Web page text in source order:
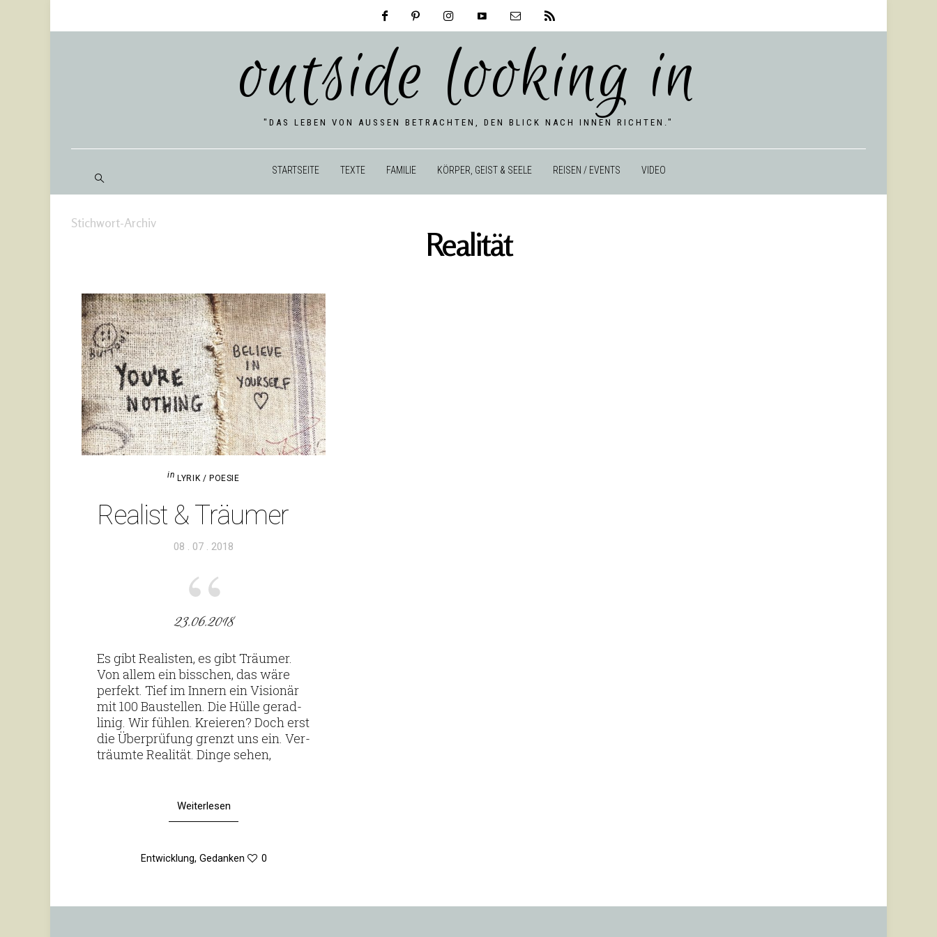
outside looking in
"DAS LEBEN VON AUSSEN BETRACHTEN, DEN BLICK NACH INNEN RICHTEN."
START­SEITE TEXTE FAMILIE KÖRPER, GEIST & SEELE REISEN / EVENTS VIDEO
Stichwort-Archiv
Realität
in LYRIK / POESIE
Rea­list & Träumer
Veröffentlicht
08 . 07 . 2018
23.06.2018
Es gibt Rea­listen, es gibt Träumer.
Von allem ein biss­chen, das wäre
per­fekt. Tief im Innern ein Visionär
mit 100 Bau­stellen. Die Hülle gerad­
linig. Wir fühlen. Kre­ieren? Doch erst
die Über­prü­fung grenzt uns ein. Ver­
träumte Rea­lität. Dinge sehen,
Weiterlesen
Entwicklung, Gedanken 0